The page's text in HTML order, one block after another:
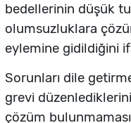
bedellerinin düşük
olumsuzluklara
eylemine gidildiğini
Sorunları dile
grevi
çözüm